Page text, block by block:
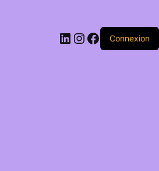
LinkedIn
Instagram
Facebook
Connexion